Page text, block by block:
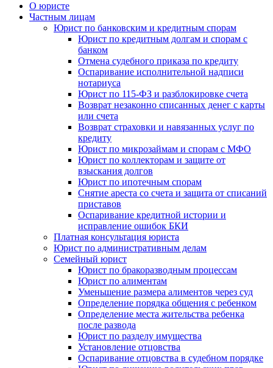
О юристе
Частным лицам
Юрист по банковским и кредитным спорам
Юрист по кредитным долгам и спорам с
банком
Отмена судебного приказа по кредиту
Оспаривание исполнительной надписи
нотариуса
Юрист по 115-ФЗ и разблокировке счета
Возврат незаконно списанных денег с карты
или счета
Возврат страховки и навязанных услуг по
кредиту
Юрист по микрозаймам и спорам с МФО
Юрист по коллекторам и защите от
взыскания долгов
Юрист по ипотечным спорам
Снятие ареста со счета и защита от списаний
приставов
Оспаривание кредитной истории и
исправление ошибок БКИ
Платная консультация юриста
Юрист по административным делам
Семейный юрист
Юрист по бракоразводным процессам
Юрист по алиментам
Уменьшение размера алиментов через суд
Определение порядка общения с ребенком
Определение места жительства ребенка
после развода
Юрист по разделу имущества
Установление отцовства
Оспаривание отцовства в судебном порядке